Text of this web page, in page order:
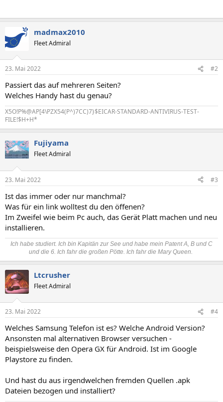
madmax2010
Fleet Admiral
23. Mai 2022 #2
Passiert das auf mehreren Seiten?
Welches Handy hast du genau?
X5O!P%@AP[4\PZX54(P^)7CC)7}$EICAR-STANDARD-ANTIVIRUS-TEST-
FILE!$H+H*
Fujiyama
Fleet Admiral
23. Mai 2022 #3
Ist das immer oder nur manchmal?
Was für ein link wolltest du den öffenen?
Im Zweifel wie beim Pc auch, das Gerät Platt machen und neu
installieren.
Ich habe studiert. Ich bin Kapitän zur See und habe mein Patent A, B und C
und die 6. Ich fahr die großen Pötte. Ich fahr die Mary Queen.
Ltcrusher
Fleet Admiral
23. Mai 2022 #4
Welches Samsung Telefon ist es? Welche Android Version?
Ansonsten mal alternativen Browser versuchen -
beispielsweise den Opera GX für Android. Ist im Google
Playstore zu finden.
Und hast du aus irgendwelchen fremden Quellen .apk
Dateien bezogen und installiert?